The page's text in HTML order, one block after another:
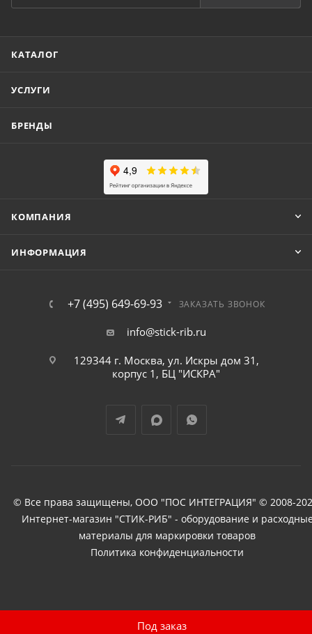
Под заказ
КАТАЛОГ
УСЛУГИ
БРЕНДЫ
КОМПАНИЯ
ИНФОРМАЦИЯ
+7 (495) 649-69-93 ЗАКАЗАТЬ ЗВОНОК
info@stick-rib.ru
129344 г. Москва, ул. Искры дом 31,
корпус 1, БЦ "ИСКРА"
© Все права защищены, ООО "ПОС ИНТЕГРАЦИЯ" © 2008-
Интернет-магазин "СТИК-РИБ" - оборудование и
материалы для маркировки товаров
Политика конфиденциальности